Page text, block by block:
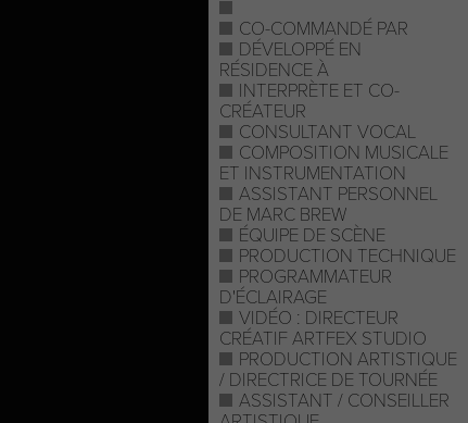
CO-COMMANDÉ PAR
DÉVELOPPÉ EN
RÉSIDENCE À
INTERPRÈTE ET CO-
CRÉATEUR
CONSULTANT VOCAL
COMPOSITION MUSICALE
ET INSTRUMENTATION
ASSISTANT PERSONNEL
DE MARC BREW
ÉQUIPE DE SCÈNE
PRODUCTION TECHNIQUE
PROGRAMMATEUR
D'ÉCLAIRAGE
VIDÉO : DIRECTEUR
CRÉATIF ARTFEX STUDIO
PRODUCTION ARTISTIQUE
/ DIRECTRICE DE TOURNÉE
ASSISTANT / CONSEILLER